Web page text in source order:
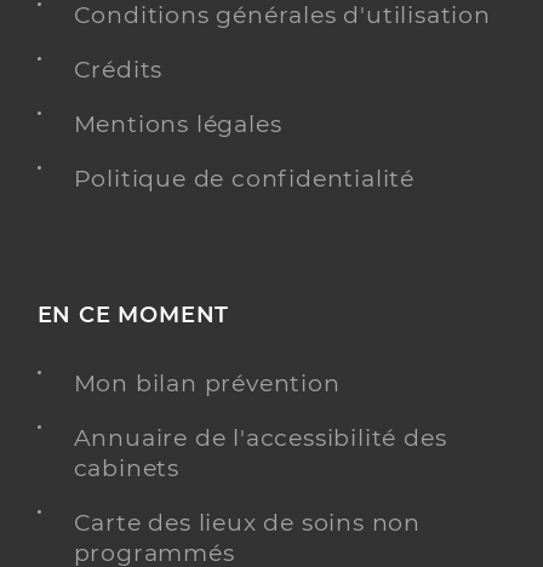
Conditions générales d'utilisation
Crédits
Mentions légales
Politique de confidentialité
EN CE MOMENT
Mon bilan prévention
Annuaire de l'accessibilité des
cabinets
Carte des lieux de soins non
programmés